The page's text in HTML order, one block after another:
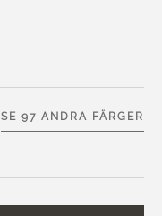
SE 97 ANDRA FÄRGER